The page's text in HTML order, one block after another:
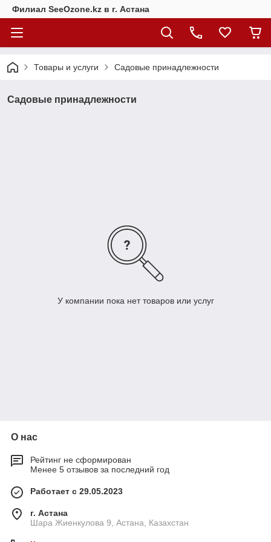
Филиал SeeOzone.kz в г. Астана
Товары и услуги Садовые принадлежности
Садовые принадлежности
У компании пока нет товаров или услуг
О нас
Рейтинг не сформирован
Менее 5 отзывов за последний год
Работает с 29.05.2023
г. Астана
Шара Жиенкулова 9, Астана, Казахстан